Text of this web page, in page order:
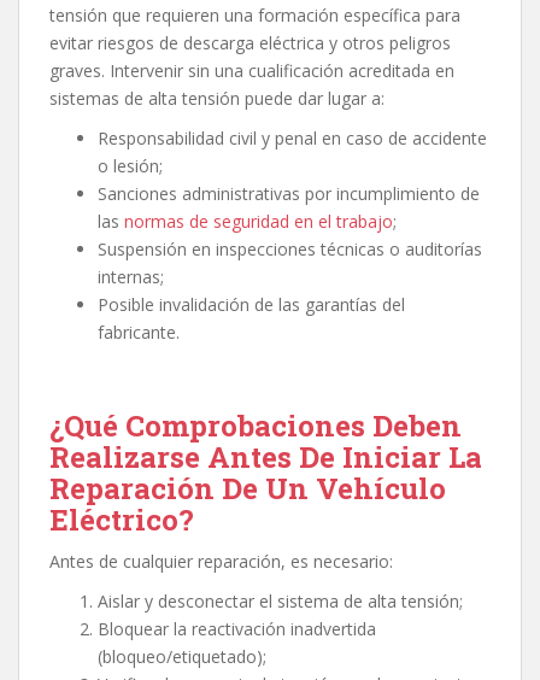
tensión que requieren una formación específica para
evitar riesgos de descarga eléctrica y otros peligros
graves. Intervenir sin una cualificación acreditada en
sistemas de alta tensión puede dar lugar a:
Responsabilidad civil y penal en caso de accidente
o lesión;
Sanciones administrativas por incumplimiento de
las normas de seguridad en el trabajo;
Suspensión en inspecciones técnicas o auditorías
internas;
Posible invalidación de las garantías del
fabricante.
¿Qué Comprobaciones Deben
Realizarse Antes De Iniciar La
Reparación De Un Vehículo
Eléctrico?
Antes de cualquier reparación, es necesario:
Aislar y desconectar el sistema de alta tensión;
Bloquear la reactivación inadvertida
(bloqueo/etiquetado);